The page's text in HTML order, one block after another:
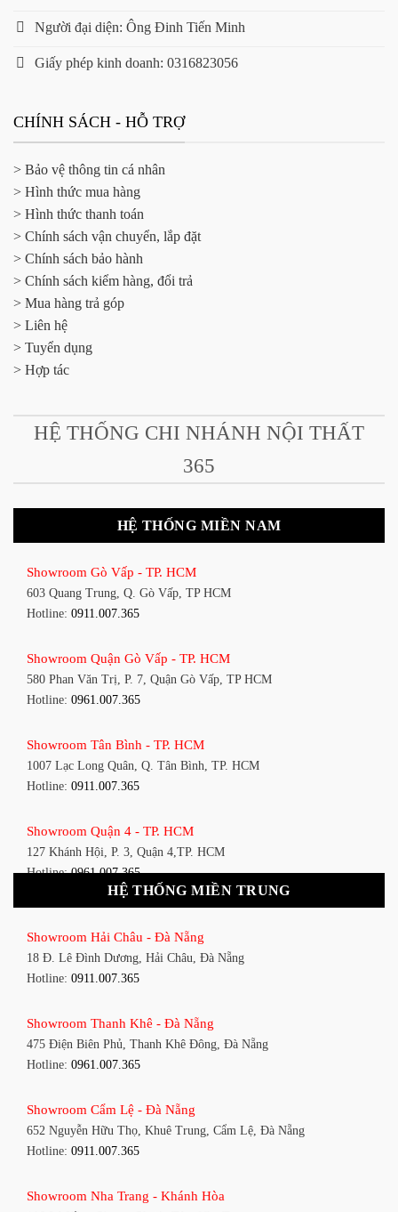
Người đại diện: Ông Đinh Tiến Minh
Giấy phép kinh doanh: 0316823056
CHÍNH SÁCH - HỖ TRỢ
> Bảo vệ thông tin cá nhân
> Hình thức mua hàng
> Hình thức thanh toán
> Chính sách vận chuyển, lắp đặt
> Chính sách bảo hành
> Chính sách kiểm hàng, đổi trả
> Mua hàng trả góp
> Liên hệ
> Tuyển dụng
> Hợp tác
HỆ THỐNG CHI NHÁNH NỘI THẤT
365
HỆ THỐNG MIỀN NAM
Showroom Gò Vấp - TP. HCM
603 Quang Trung, Q. Gò Vấp, TP HCM
Hotline: 0911.007.365
Showroom Quận Gò Vấp - TP. HCM
580 Phan Văn Trị, P. 7, Quận Gò Vấp, TP HCM
Hotline: 0961.007.365
Showroom Tân Bình - TP. HCM
1007 Lạc Long Quân, Q. Tân Bình, TP. HCM
Hotline: 0911.007.365
Showroom Quận 4 - TP. HCM
127 Khánh Hội, P. 3, Quận 4,TP. HCM
Hotline:0961.007.365
1411 Đường 3/2, P. 16, Quận 11, TP. HCM
Hotline:0911.007.365
1448 Huỳnh Tấn Phát, Phú Thuận, Quận 7, TP HCM
Hotline:0961.007.365
348 Đ. Bạch Đằng, P. 14, Bình Thạnh, TP HCM
Hotline:0911.007.365
591 Hoàng Văn Thụ, P. 4, Tân Bình, TP HCM
HỆ THỐNG MIỀN TRUNG
Showroom Hải Châu - Đà Nẵng
18 Đ. Lê Đình Dương, Hải Châu, Đà Nẵng
Hotline: 0911.007.365
Showroom Thanh Khê - Đà Nẵng
475 Điện Biên Phủ, Thanh Khê Đông, Đà Nẵng
Hotline: 0961.007.365
Showroom Cẩm Lệ - Đà Nẵng
652 Nguyễn Hữu Thọ, Khuê Trung, Cẩm Lệ, Đà Nẵng
Hotline: 0911.007.365
Showroom Nha Trang - Khánh Hòa